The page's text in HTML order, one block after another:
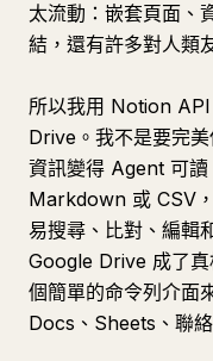
太流動：嵌套頁面、
結，還有許多對人類
所以我用 Notion
Drive。我不是要完
資訊變得 Agent 可
Markdown 或 CSV
易搜尋、比對、編輯
Google Drive 成了
個簡單的命令列介面
Docs、Sheets、聯